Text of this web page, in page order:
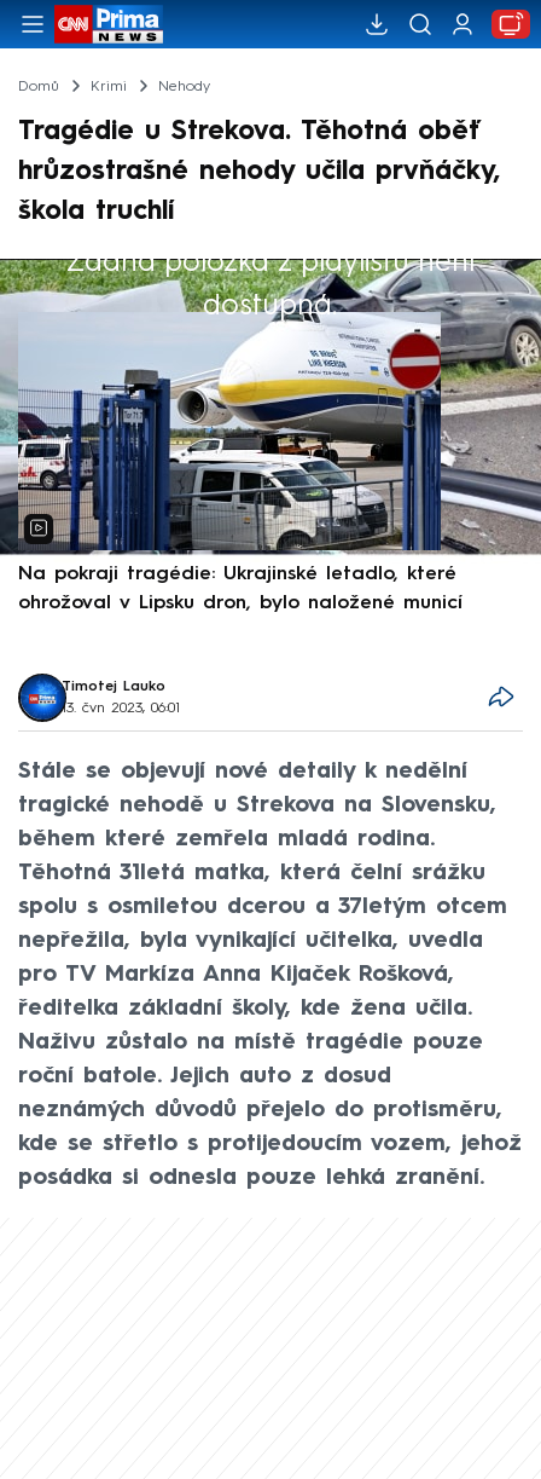
Domů Krimi Nehody
Tragédie u Strekova. Těhotná oběť
hrůzostrašné nehody učila prvňáčky,
škola truchlí
Žádná položka z playlistu není
dostupná.
Výběr redakce
Na pokraji tragédie: Ukrajinské letadlo, které
ohrožoval v Lipsku dron, bylo naložené municí
Timotej Lauko
13. čvn 2023, 06:01
Stále se objevují nové detaily k nedělní
tragické nehodě u Strekova na Slovensku,
během které zemřela mladá rodina.
Těhotná 31letá matka, která čelní srážku
spolu s osmiletou dcerou a 37letým otcem
nepřežila, byla vynikající učitelka, uvedla
pro TV Markíza Anna Kijaček Rošková,
ředitelka základní školy, kde žena učila.
Naživu zůstalo na místě tragédie pouze
roční batole. Jejich auto z dosud
neznámých důvodů přejelo do protisměru,
kde se střetlo s protijedoucím vozem, jehož
posádka si odnesla pouze lehká zranění.